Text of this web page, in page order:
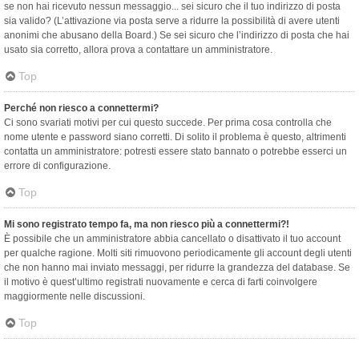
se non hai ricevuto nessun messaggio... sei sicuro che il tuo indirizzo di posta
sia valido? (L’attivazione via posta serve a ridurre la possibilità di avere utenti
anonimi che abusano della Board.) Se sei sicuro che l’indirizzo di posta che hai
usato sia corretto, allora prova a contattare un amministratore.
Top
Perché non riesco a connettermi?
Ci sono svariati motivi per cui questo succede. Per prima cosa controlla che
nome utente e password siano corretti. Di solito il problema è questo, altrimenti
contatta un amministratore: potresti essere stato bannato o potrebbe esserci un
errore di configurazione.
Top
Mi sono registrato tempo fa, ma non riesco più a connettermi?!
È possibile che un amministratore abbia cancellato o disattivato il tuo account
per qualche ragione. Molti siti rimuovono periodicamente gli account degli utenti
che non hanno mai inviato messaggi, per ridurre la grandezza del database. Se
il motivo è quest’ultimo registrati nuovamente e cerca di farti coinvolgere
maggiormente nelle discussioni.
Top